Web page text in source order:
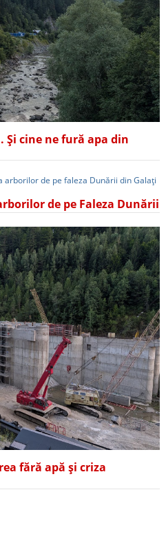
Și cine ne fură apa din
de pe Faleza Dunării
fără apă și criza